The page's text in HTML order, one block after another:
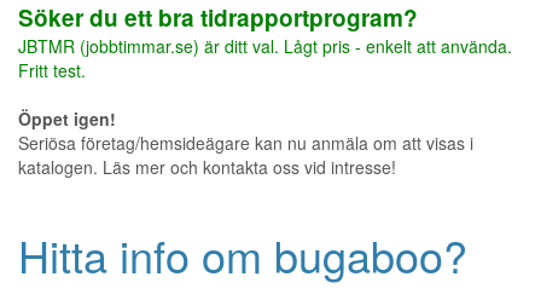
Söker du ett bra tidrapportprogram?
JBTMR (jobbtimmar.se) är ditt val. Lågt pris - enkelt att använda.
Fritt test.
Öppet igen!
Seriösa företag/hemsideägare kan nu anmäla om att visas i
katalogen. Läs mer och kontakta oss vid intresse!
Hitta info om bugaboo?